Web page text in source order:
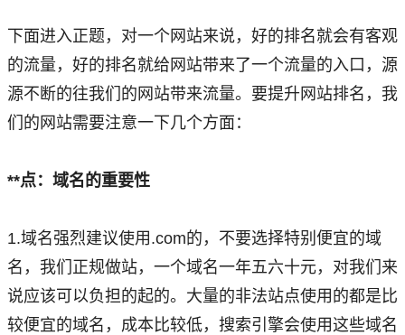
下面进入正题，对一个网站来说，好的排名就会有客观
的流量，好的排名就给网站带来了一个流量的入口，源
源不断的往我们的网站带来流量。要提升网站排名，我
们的网站需要注意一下几个方面：
**点：域名的重要性
1.域名强烈建议使用.com的，不要选择特别便宜的域
名，我们正规做站，一个域名一年五六十元，对我们来
说应该可以负担的起的。大量的非法站点使用的都是比
较便宜的域名，成本比较低，搜索引擎会使用这些域名